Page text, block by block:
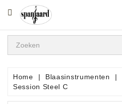
CATEGORIE
Home
In
De
Home Blaasinstrumenten
Session Steel C